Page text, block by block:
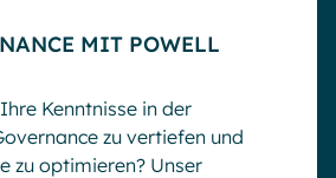
MIT POWELL
Kenntnisse in der
zu vertiefen und
zu optimieren? Unser